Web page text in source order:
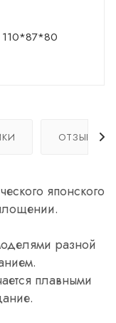
110*87*80
ОТЗЫВЫ
японского
разной
плавными